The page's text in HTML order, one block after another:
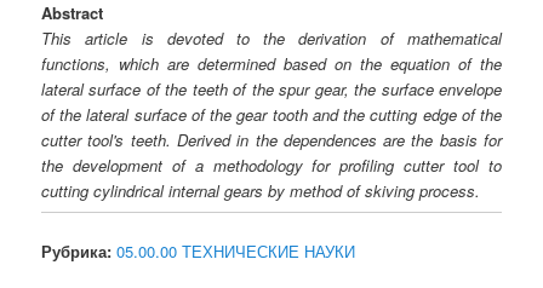
Abstract
This article is devoted to the derivation of mathematical
functions, which are determined based on the equation of the
lateral surface of the teeth of the spur gear, the surface envelope
of the lateral surface of the gear tooth and the cutting edge of the
cutter tool's teeth. Derived in the dependences are the basis for
the development of a methodology for profiling cutter tool to
cutting cylindrical internal gears by method of skiving process.
Рубрика: 05.00.00 ТЕХНИЧЕСКИЕ НАУКИ